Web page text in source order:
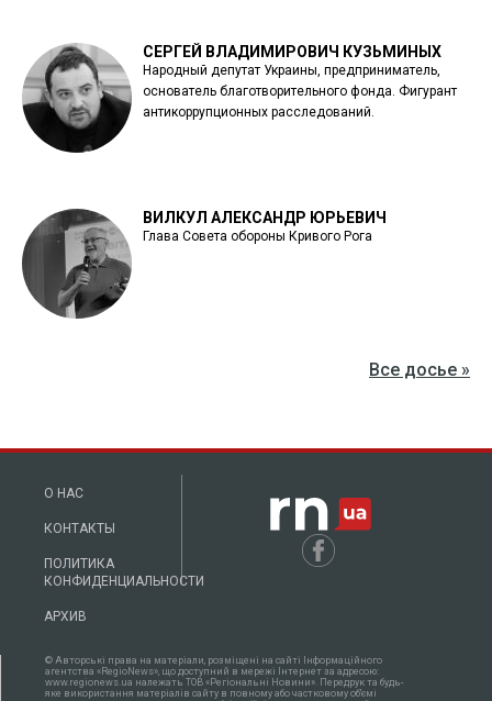
СЕРГЕЙ ВЛАДИМИРОВИЧ КУЗЬМИНЫХ
Народный депутат Украины, предприниматель,
основатель благотворительного фонда. Фигурант
антикоррупционных расследований.
ВИЛКУЛ АЛЕКСАНДР ЮРЬЕВИЧ
Глава Совета обороны Кривого Рога
Все досье »
О НАС
КОНТАКТЫ
ПОЛИТИКА
КОНФИДЕНЦИАЛЬНОСТИ
АРХИВ
© Авторські права на матеріали, розміщені на сайті Інформаційного
агентства «RegioNews», що доступний в мережі Інтернет за адресою:
www.regionews.ua належать ТОВ «Регіональні Новини». Передрук та будь-
яке використання матеріалів сайту в повному або частковому об'ємі